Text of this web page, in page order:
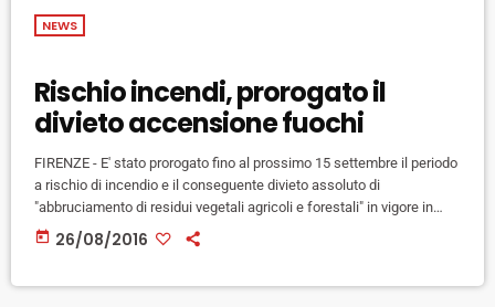
NEWS
Rischio incendi, prorogato il
divieto accensione fuochi
FIRENZE - E' stato prorogato fino al prossimo 15 settembre il periodo
a rischio di incendio e il conseguente divieto assoluto di
"abbruciamento di residui vegetali agricoli e forestali" in vigore in
tutta la Toscana dallo scorso 1° luglio. Il prolungamento del periodo
di divieto è stato deciso dalla Regione poichè il rischio di sviluppo di
today 26/08/2016